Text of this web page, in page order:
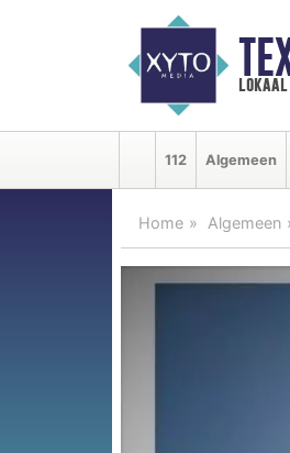
lokaal
112 Algemeen
Home Algemeen